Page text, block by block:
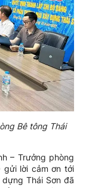
Bê tông Thái
– Trưởng phòng
gửi lời cảm ơn tới
Thái Sơn đã